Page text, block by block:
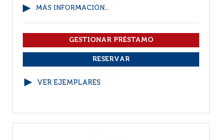
MÁS INFORMACIÓN...
VER EJEMPLARES